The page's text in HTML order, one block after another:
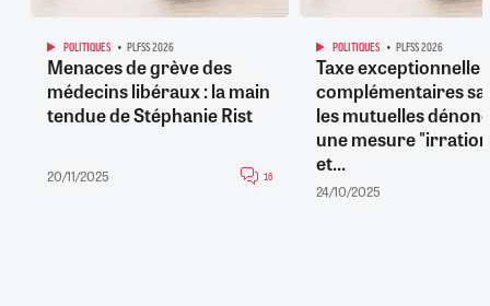
POLITIQUES PLFSS 2026
Menaces de grève des
médecins libéraux : la main
tendue de Stéphanie Rist
20/11/2025 16
POLITIQUES PLFSS 2026
Taxe exceptionnelle
complémentaires
les mutuelles
une mesure
et...
24/10/2025